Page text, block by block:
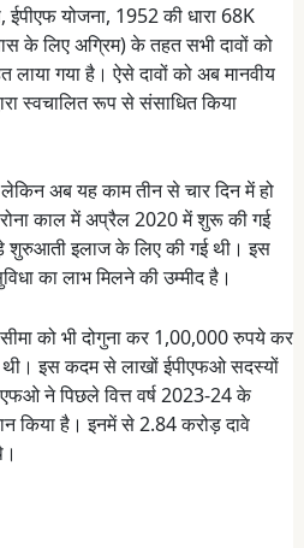
योजना, 1952 की धारा 68K
के लिए अग्रिम) के तहत सभी दावों को
गया है। ऐसे दावों को अब मानवीय
स्वचालित रूप से संसाधित किया
अब यह काम तीन से चार दिन में हो
काल में अप्रैल 2020 में शुरू की गई
शुरुआती इलाज के लिए की गई थी। इस
का लाभ मिलने की उम्मीद है।
को भी दोगुना कर 1,00,000 रुपये कर
इस कदम से लाखों ईपीएफओ सदस्यों
ने पिछले वित्त वर्ष 2023-24 के
किया है। इनमें से 2.84 करोड़ दावे